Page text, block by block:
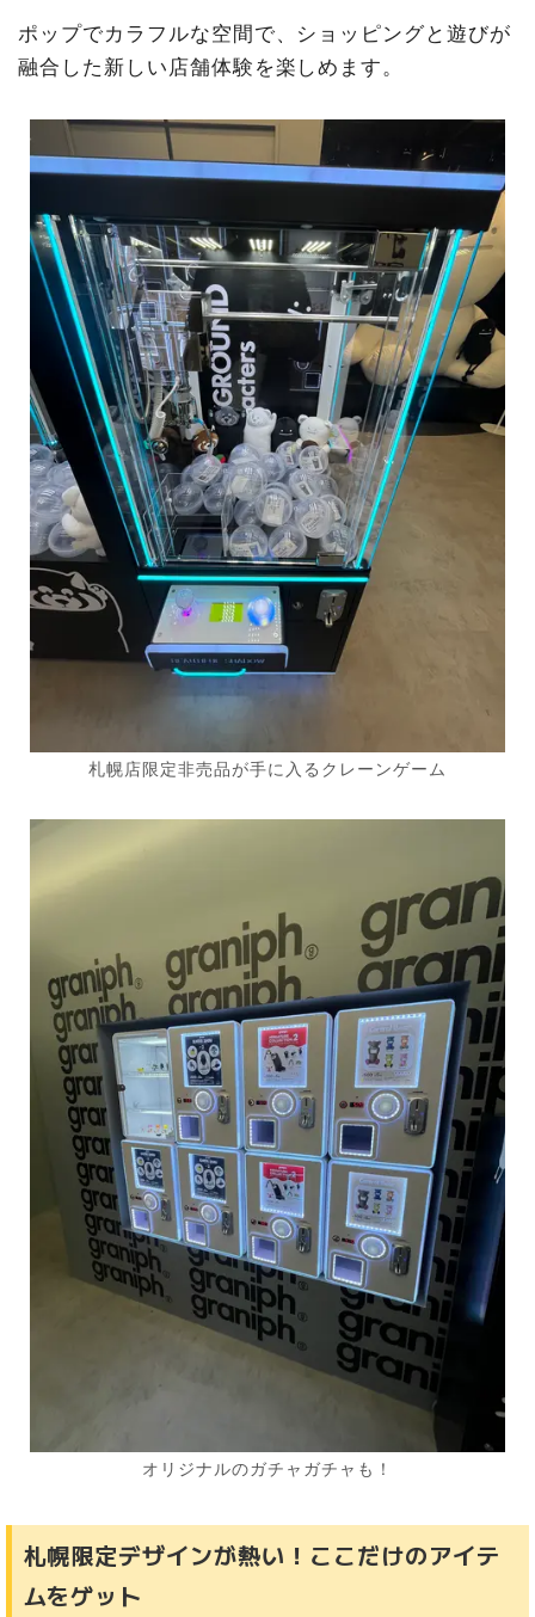
ポップでカラフルな空間で、ショッピングと遊びが
融合した新しい店舗体験を楽しめます。
札幌店限定非売品が手に入るクレーンゲーム
オリジナルのガチャガチャも！
札幌限定デザインが熱い！ここだけのアイテ
ムをゲット